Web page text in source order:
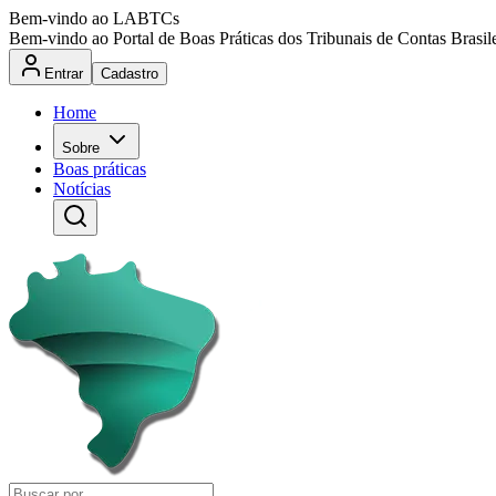
Bem-vindo ao LABTCs
Bem-vindo ao Portal de Boas Práticas dos Tribunais de Contas
Entrar Cadastro
Home
Sobre
Boas práticas
Notícias